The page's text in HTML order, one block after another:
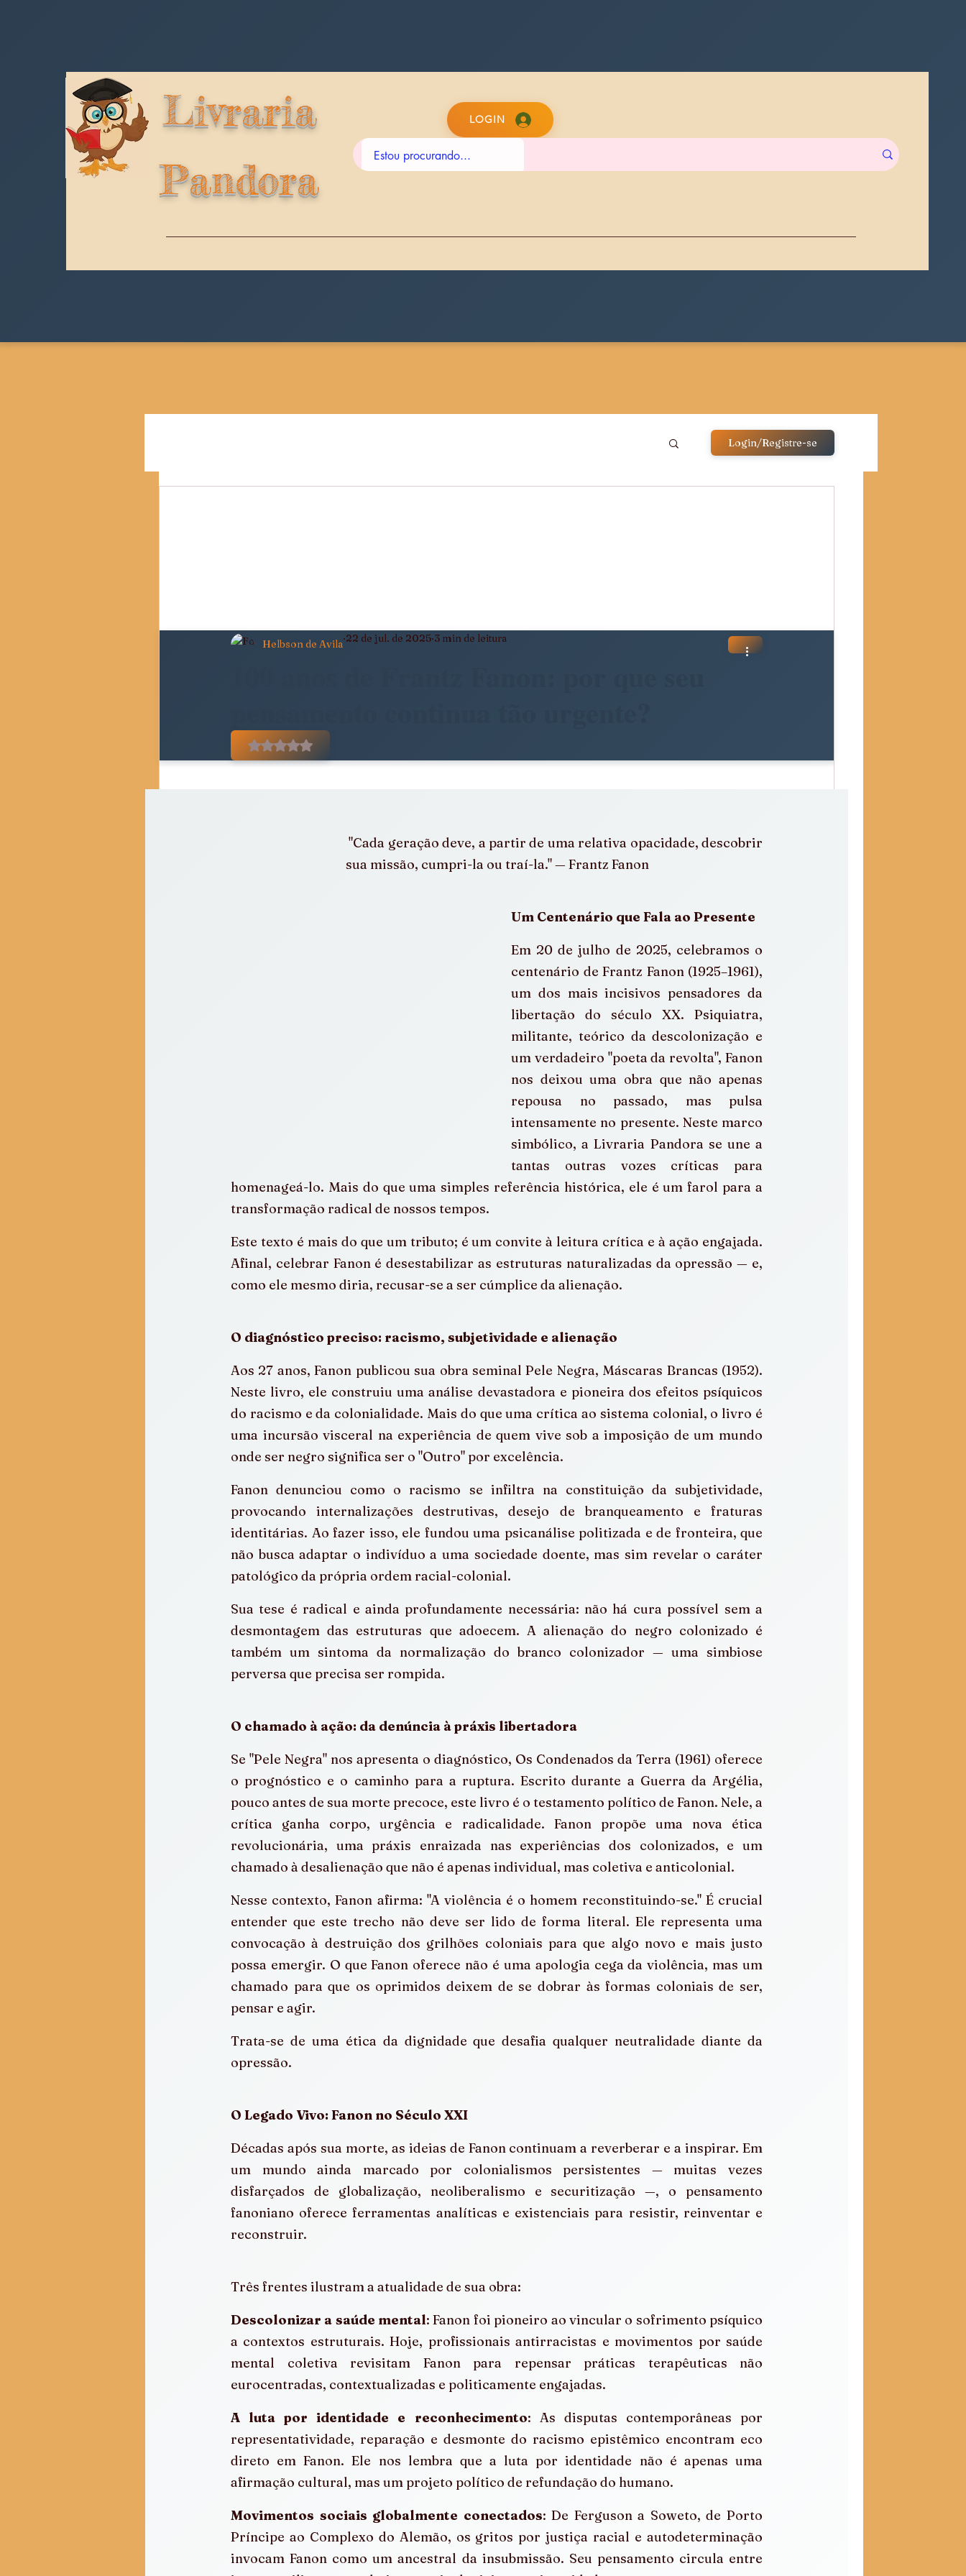
Livraria
Pandora
LOGIN
Pedagogia Crítica e Sociedade
Diálogos e Entrevistas Infâncias e Educação Antirracista
Login/Registre-se
Helbson de Avila 22 de jul. de 2025 3 min de leitura
Avaliado com NaN de 5 estrelas.
"Cada geração deve, a partir de uma relativa opacidade, descobrir
sua missão, cumpri-la ou traí-la." — Frantz Fanon
Um Centenário que Fala ao Presente
Em 20 de julho de 2025, celebramos o
centenário de Frantz Fanon (1925–1961),
um dos mais incisivos pensadores da
libertação do século XX. Psiquiatra,
militante, teórico da descolonização e
um verdadeiro "poeta da revolta", Fanon
nos deixou uma obra que não apenas
repousa no passado, mas pulsa
intensamente no presente. Neste marco
simbólico, a Livraria Pandora se une a
tantas outras vozes críticas para
homenageá-lo. Mais do que uma simples referência histórica, ele é um farol para a
transformação radical de nossos tempos.
Este texto é mais do que um tributo; é um convite à leitura crítica e à ação engajada.
Afinal, celebrar Fanon é desestabilizar as estruturas naturalizadas da opressão — e,
como ele mesmo diria, recusar-se a ser cúmplice da alienação.
O diagnóstico preciso: racismo, subjetividade e alienação
Aos 27 anos, Fanon publicou sua obra seminal Pele Negra, Máscaras Brancas (1952).
Neste livro, ele construiu uma análise devastadora e pioneira dos efeitos psíquicos
do racismo e da colonialidade. Mais do que uma crítica ao sistema colonial, o livro é
uma incursão visceral na experiência de quem vive sob a imposição de um mundo
onde ser negro significa ser o "Outro" por excelência.
Fanon denunciou como o racismo se infiltra na constituição da subjetividade,
provocando internalizações destrutivas, desejo de branqueamento e fraturas
identitárias. Ao fazer isso, ele fundou uma psicanálise politizada e de fronteira, que
não busca adaptar o indivíduo a uma sociedade doente, mas sim revelar o caráter
patológico da própria ordem racial-colonial.
Sua tese é radical e ainda profundamente necessária: não há cura possível sem a
desmontagem das estruturas que adoecem. A alienação do negro colonizado é
também um sintoma da normalização do branco colonizador — uma simbiose
perversa que precisa ser rompida.
O chamado à ação: da denúncia à práxis libertadora
Se "Pele Negra" nos apresenta o diagnóstico, Os Condenados da Terra (1961) oferece
o prognóstico e o caminho para a ruptura. Escrito durante a Guerra da Argélia,
pouco antes de sua morte precoce, este livro é o testamento político de Fanon. Nele, a
crítica ganha corpo, urgência e radicalidade. Fanon propõe uma nova ética
revolucionária, uma práxis enraizada nas experiências dos colonizados, e um
chamado à desalienação que não é apenas individual, mas coletiva e anticolonial.
Nesse contexto, Fanon afirma: "A violência é o homem reconstituindo-se." É crucial
entender que este trecho não deve ser lido de forma literal. Ele representa uma
convocação à destruição dos grilhões coloniais para que algo novo e mais justo
possa emergir. O que Fanon oferece não é uma apologia cega da violência, mas um
chamado para que os oprimidos deixem de se dobrar às formas coloniais de ser,
pensar e agir.
Trata-se de uma ética da dignidade que desafia qualquer neutralidade diante da
opressão.
O Legado Vivo: Fanon no Século XXI
Décadas após sua morte, as ideias de Fanon continuam a reverberar e a inspirar. Em
um mundo ainda marcado por colonialismos persistentes — muitas vezes
disfarçados de globalização, neoliberalismo e securitização —, o pensamento
fanoniano oferece ferramentas analíticas e existenciais para resistir, reinventar e
reconstruir.
Três frentes ilustram a atualidade de sua obra:
Descolonizar a saúde mental: Fanon foi pioneiro ao vincular o sofrimento psíquico
a contextos estruturais. Hoje, profissionais antirracistas e movimentos por saúde
mental coletiva revisitam Fanon para repensar práticas terapêuticas não
eurocentradas, contextualizadas e politicamente engajadas.
A luta por identidade e reconhecimento: As disputas contemporâneas por
representatividade, reparação e desmonte do racismo epistêmico encontram eco
direto em Fanon. Ele nos lembra que a luta por identidade não é apenas uma
afirmação cultural, mas um projeto político de refundação do humano.
Movimentos sociais globalmente conectados: De Ferguson a Soweto, de Porto
Príncipe ao Complexo do Alemão, os gritos por justiça racial e autodeterminação
invocam Fanon como um ancestral da insubmissão. Seu pensamento circula entre